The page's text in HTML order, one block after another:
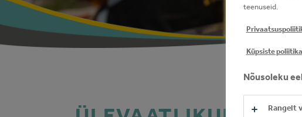
teenuseid.
Küpsiste poliitika
Nõusoleku
Rangelt